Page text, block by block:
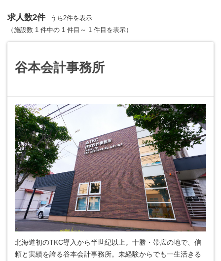
求人数2件
うち2件を表示
（施設数 1 件中の 1 件目～ 1 件目を表示）
谷本会計事務所
北海道初のTKC導入から半世紀以上。十勝・帯広の地で、信
頼と実績を誇る谷本会計事務所。未経験からでも一生活きる